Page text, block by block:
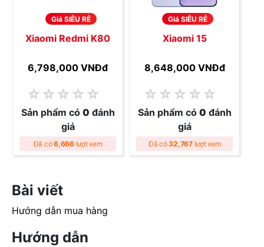
Giá SIÊU RẺ
Xiaomi Redmi K80
6,798,000 VNĐđ
☆ ☆ ☆ ☆ ☆
Sản phẩm có 0 đánh
giá
Đã có6,666lượt xem
Giá SIÊU RẺ
Xiaomi 15
8,648,000 VNĐđ
☆ ☆ ☆ ☆ ☆
Sản phẩm có 0 đánh
giá
Đã có32,767lượt xem
Bài viết
Hướng dẫn mua hàng
Hướng dẫn